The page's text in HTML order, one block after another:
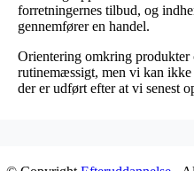
forretningernes tilbud, og
gennemfører en handel.
Orientering omkring produkter
rutinemæssigt, men vi kan
der er udført efter at vi senest